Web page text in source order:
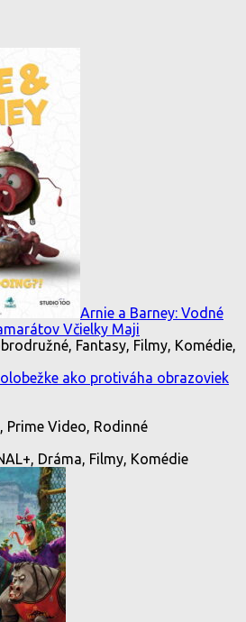
Arnie a Barney: Vodné
Včielky Maji
Fantasy, Filmy, Komédie,
ako protiváha obrazoviek
Prime Video, Rodinné
Dráma, Filmy, Komédie